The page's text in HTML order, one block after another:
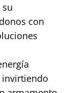
con
invirtiendo